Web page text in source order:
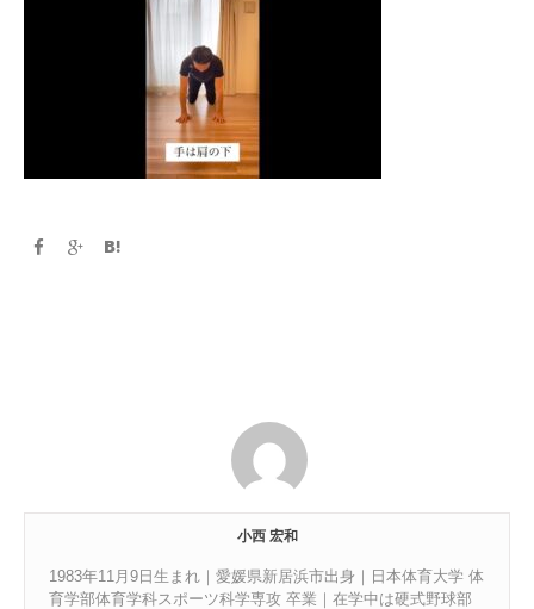
小西 宏和
1983年11月9日生まれ｜愛媛県新居浜市出身｜日本体育大学 体
育学部体育学科スポーツ科学専攻 卒業｜在学中は硬式野球部